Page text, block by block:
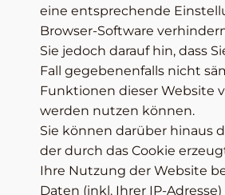
eine entsprechende
Browser-Software
Sie jedoch darauf hin, dass
Fall gegebenenfalls nicht
Funktionen dieser Website
werden nutzen können.
Sie können darüber hinaus
der durch das Cookie
Ihre Nutzung der Website
Daten (inkl. Ihrer IP-Adresse)